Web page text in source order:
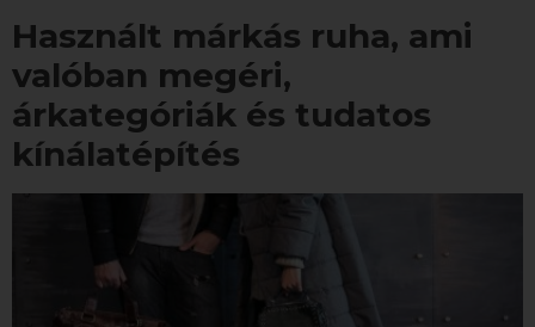
Használt márkás ruha, ami
valóban megéri,
árkategóriák és tudatos
kínálatépítés